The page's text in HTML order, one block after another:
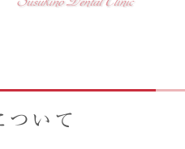
いて